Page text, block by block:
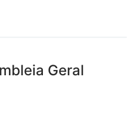
Geral